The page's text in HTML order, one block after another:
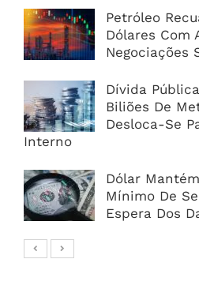
Petróleo
Dólares Com
Negociações
Dívida
Biliões De
Desloca-Se
Interno
Dólar
Mínimo De
Espera Dos